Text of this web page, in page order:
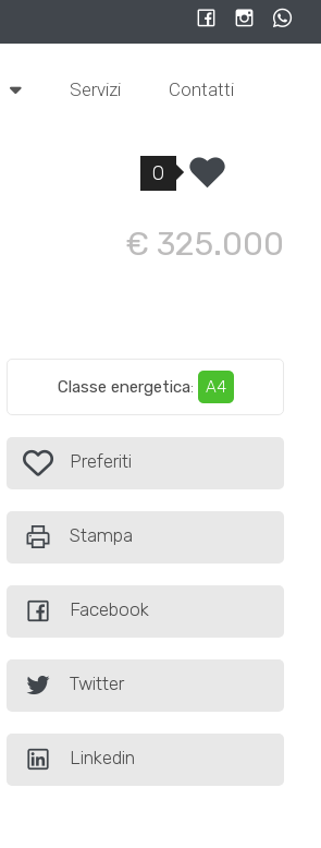
Servizi Contatti
0
€ 325.000
Classe energetica: A4
Preferiti: Cod. Alba02
Preferiti
Stampa
Facebook
Twitter
Linkedin